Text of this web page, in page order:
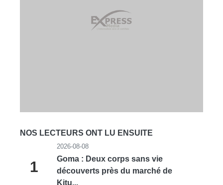
NOS LECTEURS ONT LU ENSUITE
1
2026-08-08
Goma : Deux corps sans vie
découverts près du marché de
Kitu...